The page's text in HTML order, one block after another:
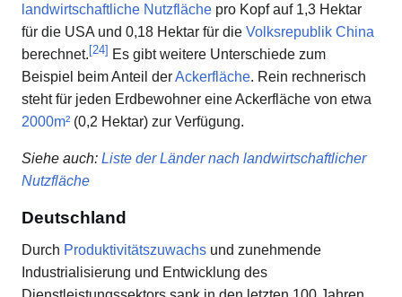
landwirtschaftliche Nutzfläche pro Kopf auf 1,3 Hektar
für die USA und 0,18 Hektar für die Volksrepublik China
berechnet.[24] Es gibt weitere Unterschiede zum
Beispiel beim Anteil derAckerfläche. Rein rechnerisch
steht für jeden Erdbewohner eine Ackerfläche von etwa
2000m² (0,2 Hektar) zur Verfügung.
Siehe auch: Liste der Länder nach landwirtschaftlicher
Nutzfläche
Deutschland
Durch Produktivitätszuwachs und zunehmende
Industrialisierung und Entwicklung des